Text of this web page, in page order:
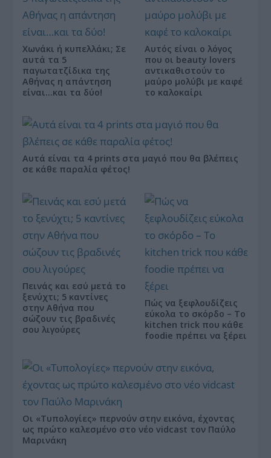
Χωνάκι ή κυπελλάκι; Σε
αυτά τα 5
παγωτατζίδικα της
Αθήνας η απάντηση
είναι…και τα δύο!
Αυτός είναι ο λόγος
που οι beauty lovers
αντικαθιστούν το
μαύρο μολύβι με καφέ
το καλοκαίρι
Αυτά είναι τα 4 prints στα μαγιό που θα βλέπεις
σε κάθε παραλία φέτος!
Πεινάς και εσύ μετά το
ξενύχτι; 5 καντίνες
στην Αθήνα που
σώζουν τις βραδινές
σου λιγούρες
Πώς να ξεφλουδίζεις
εύκολα το σκόρδο – Το
kitchen trick που κάθε
foodie πρέπει να ξέρει
Οι «Τυπολογίες» περνούν στην εικόνα, έχοντας
ως πρώτο καλεσμένο στο νέο vidcast τον Παύλο
Μαρινάκη